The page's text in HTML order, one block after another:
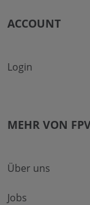
ACCOUNT
Login
MEHR VON
Über uns
Jobs